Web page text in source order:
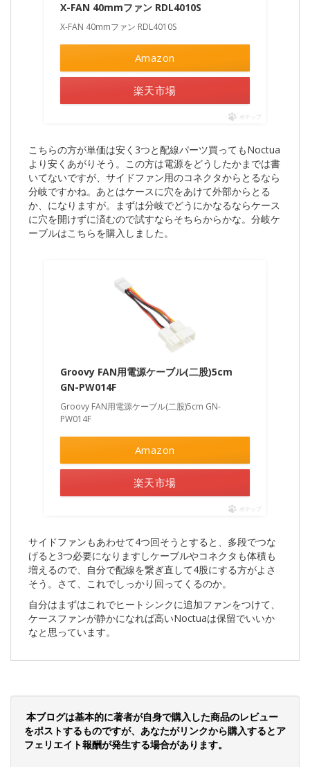
X-FAN 40mmファン RDL4010S
X-FAN 40mmファン RDL4010S
Amazon
楽天市場
ポチップ
こちらの方が単価は安く3つと配線パーツ買ってもNoctua
より安くあがりそう。この方は電源をどうしたかまでは書
いてないですが、サイドファン用のコネクタからとるなら
分岐ですかね。あとはケースに穴をあけて外部からとる
か、になりますが。まずは分岐でどうにかなるならケース
に穴を開けずに済むので試すならそちらからかな。分岐ケ
ーブルはこちらを購入しました。
Groovy FAN用電源ケーブル(二股)5cm
GN-PW014F
Groovy FAN用電源ケーブル(二股)5cm GN-
PW014F
Amazon
楽天市場
ポチップ
サイドファンもあわせて4つ回そうとすると、多段でつな
げると3つ必要になりますしケーブルやコネクタも体積も
増えるので、自分で配線を繋ぎ直して4股にする方がよさ
そう。さて、これでしっかり回ってくるのか。
自分はまずはこれでヒートシンクに追加ファンをつけて、
ケースファンが静かになれば高いNoctuaは保留でいいか
なと思っています。
本ブログは基本的に著者が自身で購入した商品のレビュー
をポストするものですが、あなたがリンクから購入するとア
フェリエイト報酬が発生する場合があります。